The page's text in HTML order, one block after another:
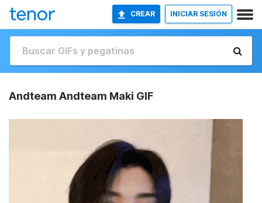
CREAR INICIAR SESIÓN
Andteam Andteam Maki GIF